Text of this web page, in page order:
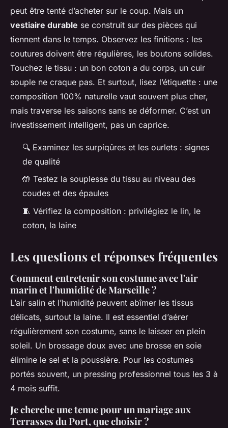
peut être tenté d’acheter sur le coup. Mais un
vestiaire durable se construit sur des pièces qui
tiennent dans le temps. Observez les finitions : les
coutures doivent être régulières, les boutons solides.
Touchez le tissu : un bon coton a du corps, un cuir
souple ne craque pas. Et surtout, lisez l’étiquette : une
composition 100% naturelle vaut souvent plus cher,
mais traverse les saisons sans se déformer. C’est un
investissement intelligent, pas un caprice.
🔍 Examinez les surpiqûres et les ourlets : signes
de qualité
🤲 Testez la souplesse du tissu au niveau des
coudes et des épaules
🧵 Vérifiez la composition : privilégiez le lin, le
coton, la laine
Les questions et réponses fréquentes
Comment entretenir son costume avec l'air
marin et l'humidité de Marseille ?
L’air salin et l’humidité peuvent abîmer les tissus
délicats, surtout la laine. Il est essentiel d’aérer
régulièrement son costume, sans le laisser en plein
soleil. Un brossage doux avec une brosse en soie
élimine le sel et la poussière. Pour les costumes
portés souvent, un pressing professionnel tous les 3 à
4 mois suffit.
Je cherche une tenue pour un mariage aux
Terrasses du Port, que choisir ?